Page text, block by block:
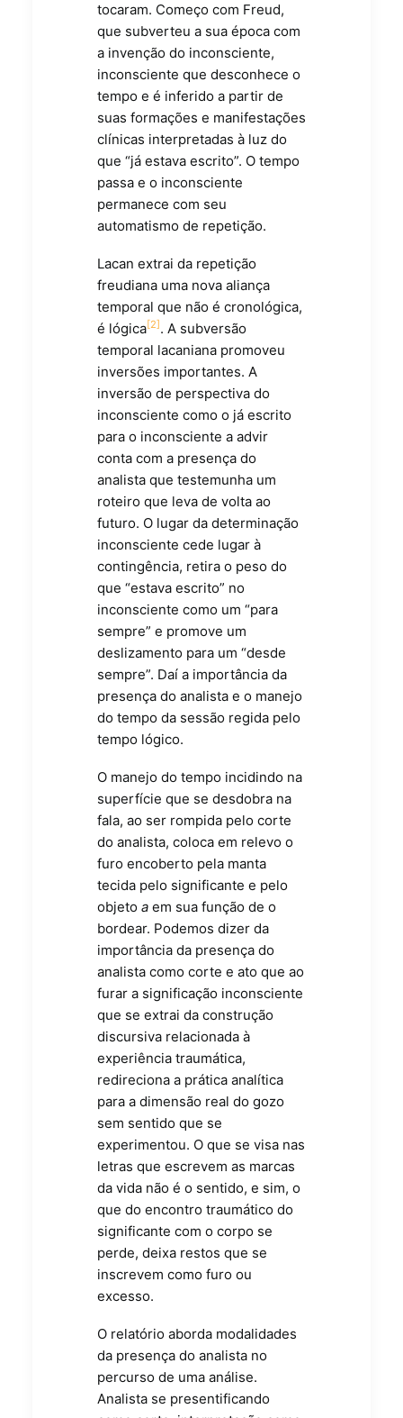
tocaram. Começo com Freud,
que subverteu a sua época com
a invenção do inconsciente,
inconsciente que desconhece o
tempo e é inferido a partir de
suas formações e manifestações
clínicas interpretadas à luz do
que “já estava escrito”. O tempo
passa e o inconsciente
permanece com seu
automatismo de repetição.
Lacan extrai da repetição
freudiana uma nova aliança
temporal que não é cronológica,
é lógica[2] . A subversão
temporal lacaniana promoveu
inversões importantes. A
inversão de perspectiva do
inconsciente como o já escrito
para o inconsciente a advir
conta com a presença do
analista que testemunha um
roteiro que leva de volta ao
futuro. O lugar da determinação
inconsciente cede lugar à
contingência, retira o peso do
que “estava escrito” no
inconsciente como um “para
sempre” e promove um
deslizamento para um “desde
sempre”. Daí a importância da
presença do analista e o manejo
do tempo da sessão regida pelo
tempo lógico.
O manejo do tempo incidindo na
superfície que se desdobra na
fala, ao ser rompida pelo corte
do analista, coloca em relevo o
furo encoberto pela manta
tecida pelo significante e pelo
objeto a em sua função de o
bordear. Podemos dizer da
importância da presença do
analista como corte e ato que ao
furar a significação inconsciente
que se extrai da construção
discursiva relacionada à
experiência traumática,
redireciona a prática analítica
para a dimensão real do gozo
sem sentido que se
experimentou. O que se visa nas
letras que escrevem as marcas
da vida não é o sentido, e sim, o
que do encontro traumático do
significante com o corpo se
perde, deixa restos que se
inscrevem como furo ou
excesso.
O relatório aborda modalidades
da presença do analista no
percurso de uma análise.
Analista se presentificando